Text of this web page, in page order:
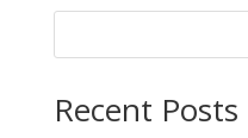
Recent Posts